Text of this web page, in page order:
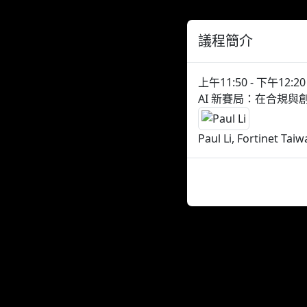
議程簡介
上午11:50 - 下午12:20
AI 新賽局：在合規與
Paul Li, Fortinet